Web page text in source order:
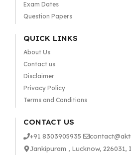
Exam Dates
Question Papers
QUICK LINKS
About Us
Contact us
Disclaimer
Privacy Policy
Terms and Conditions
CONTACT US
+91 8303905935
Jankipuram , Lucknow, 226031,